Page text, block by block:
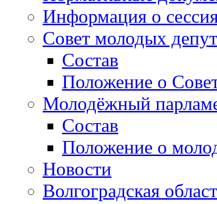
Информация о
Совет молодых
Состав
Положение о
Молодёжный
Состав
Положение о
Новости
Волгоградская